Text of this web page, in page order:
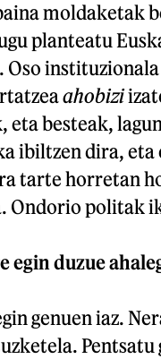
moldaketak
planteatu
ahobizi
eta besteak,
ibiltzen dira, eta
tarte horretan
Ondorio politak
egin duzue
genuen iaz.
Pentsatu